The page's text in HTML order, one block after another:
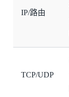
IP/路由
TCP/UDP